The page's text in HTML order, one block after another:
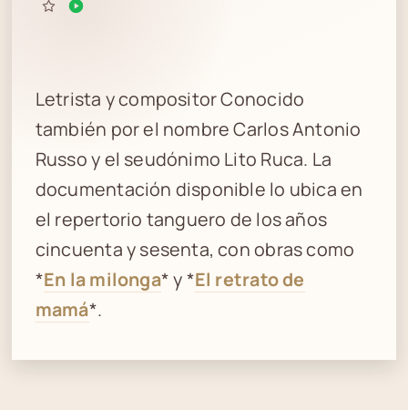
Letrista y compositor Conocido
también por el nombre Carlos Antonio
Russo y el seudónimo Lito Ruca. La
documentación disponible lo ubica en
el repertorio tanguero de los años
cincuenta y sesenta, con obras como
*En la milonga* y *El retrato de
mamá*.